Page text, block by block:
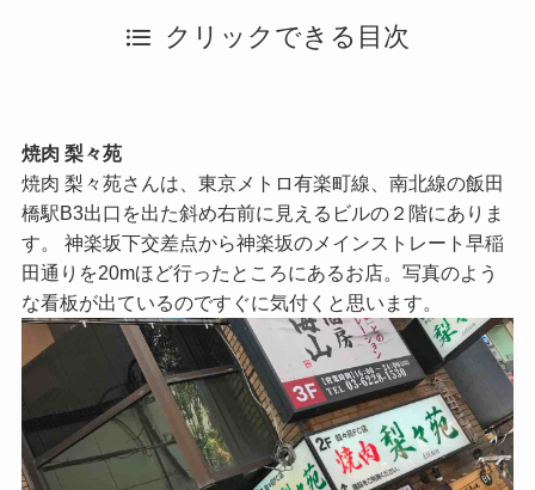
クリックできる目次
焼肉 梨々苑
焼肉 梨々苑さんは、東京メトロ有楽町線、南北線の飯田
橋駅B3出口を出た斜め右前に見えるビルの２階にありま
す。 神楽坂下交差点から神楽坂のメインストレート早稲
田通りを20mほど行ったところにあるお店。写真のよう
な看板が出ているのですぐに気付くと思います。